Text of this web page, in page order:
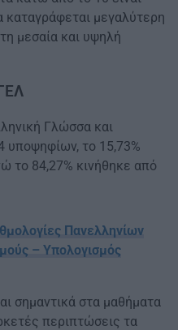
καταγράφεται μεγαλύτερη
μεσαία και υψηλή
Γλώσσα και
υποψηφίων, το 15,73%
το 84,27% κινήθηκε από
Πανελληνίων
– Υπολογισμός
σημαντικά στα μαθήματα
περιπτώσεις τα